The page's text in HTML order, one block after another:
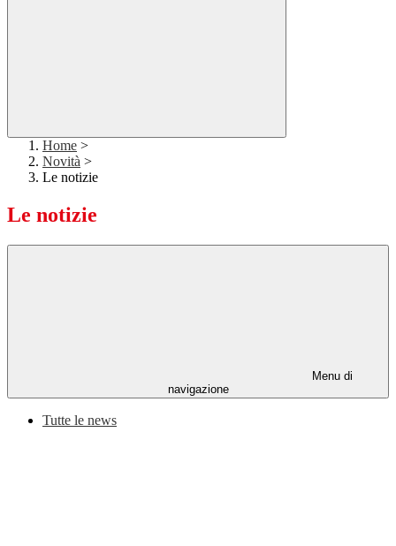
Home >
Novità >
Le notizie
Le notizie
Menu di
navigazione
Tutte le news